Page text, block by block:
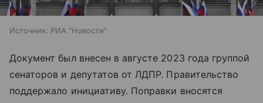
Источник: РИА "Новости"
Документ был внесен в августе 2023 года группой
сенаторов и депутатов от ЛДПР. Правительство
поддержало инициативу. Поправки вносятся